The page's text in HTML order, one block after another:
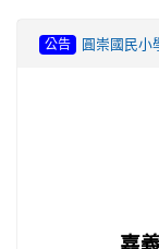
公告 圓崇國民小